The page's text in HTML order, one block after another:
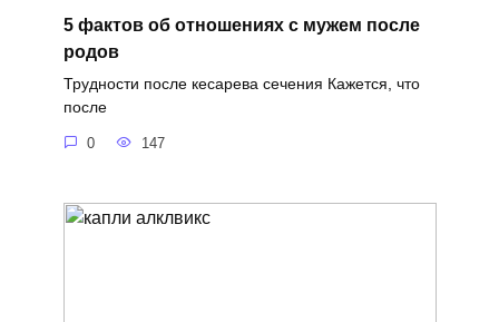
5 фактов об отношениях с мужем после
родов
Трудности после кесарева сечения Кажется, что
после
0 147